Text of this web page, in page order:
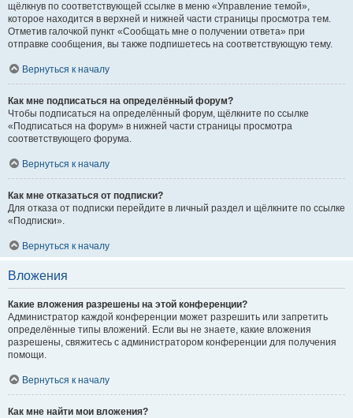
щёлкнув по соответствующей ссылке в меню «Управление темой»,
которое находится в верхней и нижней части страницы просмотра тем.
Отметив галочкой пункт «Сообщать мне о получении ответа» при
отправке сообщения, вы также подпишетесь на соответствующую тему.
Вернуться к началу
Как мне подписаться на определённый форум?
Чтобы подписаться на определённый форум, щёлкните по ссылке
«Подписаться на форум» в нижней части страницы просмотра
соответствующего форума.
Вернуться к началу
Как мне отказаться от подписки?
Для отказа от подписки перейдите в личный раздел и щёлкните по ссылке
«Подписки».
Вернуться к началу
Вложения
Какие вложения разрешены на этой конференции?
Администратор каждой конференции может разрешить или запретить
определённые типы вложений. Если вы не знаете, какие вложения
разрешены, свяжитесь с администратором конференции для получения
помощи.
Вернуться к началу
Как мне найти мои вложения?